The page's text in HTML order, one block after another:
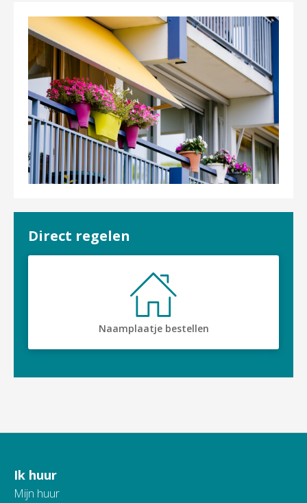
Direct regelen

Naamplaatje bestellen
Contactinformatie
Ik huur
Mijn huur